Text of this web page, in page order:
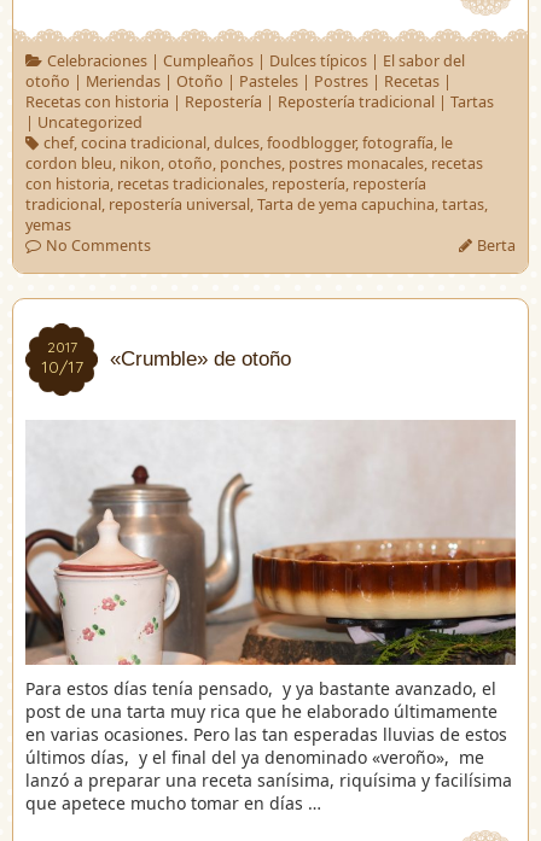
Celebraciones| Cumpleaños| Dulces típicos| El sabor del
otoño | Meriendas | Otoño | Pasteles | Postres | Recetas |
Recetas con historia | Repostería | Repostería tradicional | Tartas
| Uncategorized
chef,cocina tradicional,dulces,foodblogger,fotografía, le
cordon bleu, nikon,otoño, ponches, postres monacales, recetas
con historia, recetas tradicionales, repostería, repostería
tradicional, repostería universal,Tarta de yema capuchina,tartas,
yemas
No Comments
Berta
2017
10/17
2017
10/17 «Crumble» de otoño
Para estos días tenía pensado, y ya bastante avanzado, el
post de una tarta muy rica que he elaborado últimamente
en varias ocasiones. Pero las tan esperadas lluvias de estos
últimos días, y el final del ya denominado «veroño», me
lanzó a preparar una receta sanísima, riquísima y facilísima
que apetece mucho tomar en días …